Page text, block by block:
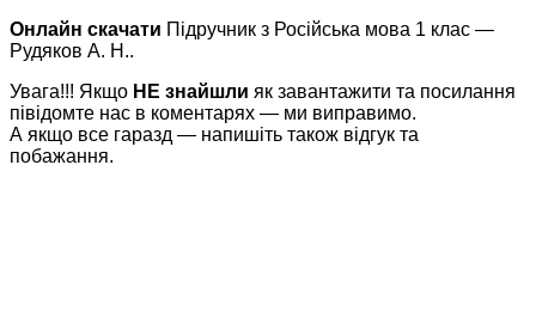
Онлайн скачати Підручник з Російська мова 1 клас —
Рудяков А. Н..
Увага!!! Якщо НЕ знайшли як завантажити та посилання
півідомте нас в коментарях — ми виправимо.
А якщо все гаразд — напишіть також відгук та
побажання.